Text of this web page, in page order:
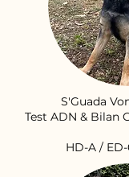
S'Guada
Test ADN & Bilan
HD-A /